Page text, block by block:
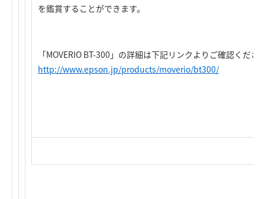
を鑑賞することができます。
「MOVERIO BT-300」の詳細は下記リンクよりご確認くださ
http://www.epson.jp/products/moverio/bt300/